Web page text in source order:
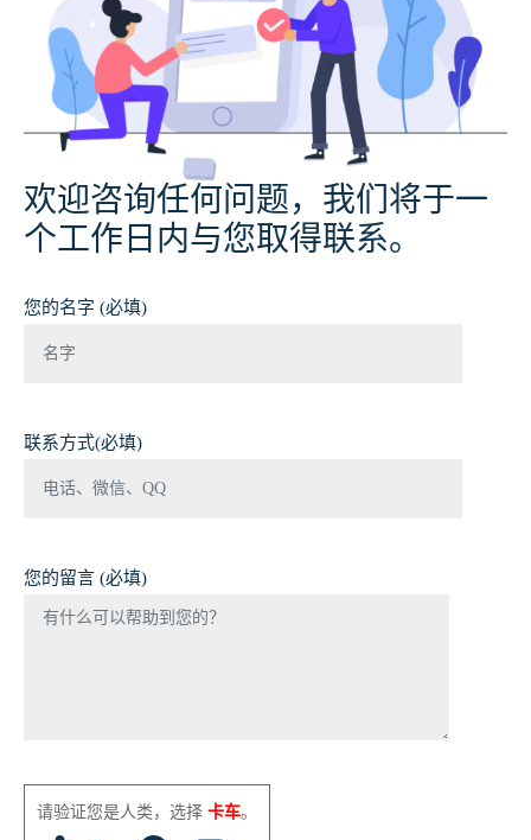
欢迎咨询任何问题，我们将于一
个工作日内与您取得联系。
您的名字 (必填)
联系方式(必填)
您的留言 (必填)
请验证您是人类，选择 卡车。